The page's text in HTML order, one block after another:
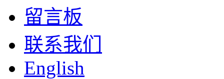
留言板
联系我们
English